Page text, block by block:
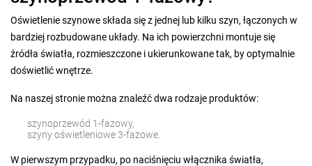
Oświetlenie szynowe składa się z jednej lub kilku szyn, łączonych w
bardziej rozbudowane układy. Na ich powierzchni montuje się
źródła światła, rozmieszczone i ukierunkowane tak, by optymalnie
doświetlić wnętrze.
Na naszej stronie można znaleźć dwa rodzaje produktów:
szynoprzewód 1-fazowy,
szyny oświetleniowe 3-fazowe.
W pierwszym przypadku, po naciśnięciu włącznika światła,